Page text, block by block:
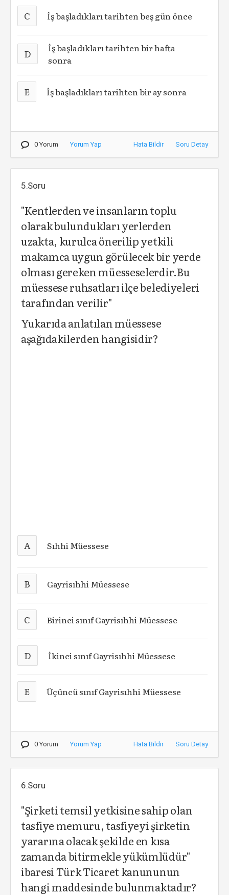
C İş başladıkları tarihten beş gün önce
D
İş başladıkları tarihten bir hafta
sonra
E İş başladıkları tarihten bir ay sonra
0 Yorum Yorum Yap Hata Bildir Soru Detay
5.Soru
"Kentlerden ve insanların toplu
olarak bulundukları yerlerden
uzakta, kurulca önerilip yetkili
makamca uygun görülecek bir yerde
olması gereken müesseselerdir.Bu
müessese ruhsatları ilçe belediyeleri
tarafından verilir"
Yukarıda anlatılan müessese
aşağıdakilerden hangisidir?
A Sıhhi Müessese
B Gayrisıhhi Müessese
C Birinci sınıf Gayrisıhhi Müessese
D İkinci sınıf Gayrisıhhi Müessese
E Üçüncü sınıf Gayrisıhhi Müessese
0 Yorum Yorum Yap Hata Bildir Soru Detay
6.Soru
"Şirketi temsil yetkisine sahip olan
tasfiye memuru, tasfiyeyi şirketin
yararına olacak şekilde en kısa
zamanda bitirmekle yükümlüdür"
ibaresi Türk Ticaret kanununun
hangi maddesinde bulunmaktadır?